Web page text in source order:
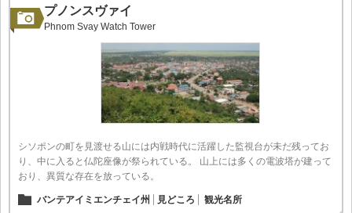
プノンスヴァイ
Phnom Svay Watch Tower
シソポンの町を見渡せる山には内戦時代に活躍した監視台が未だ残ってお
り、中に入ると仏陀座像が祭られている。 山上には多くの電波塔が建って
おり、異質な存在を放っている。
バンテアイミエンチェイ州 見どころ 観光名所